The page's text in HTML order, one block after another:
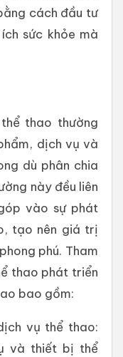
cách đầu tư
sức khỏe mà
thao thường
dịch vụ và
dù phân chia
này đều liên
vào sự phát
tạo nên giá trị
phú. Tham
thao phát triển
bao gồm:
vụ thể thao:
và thiết bị thể